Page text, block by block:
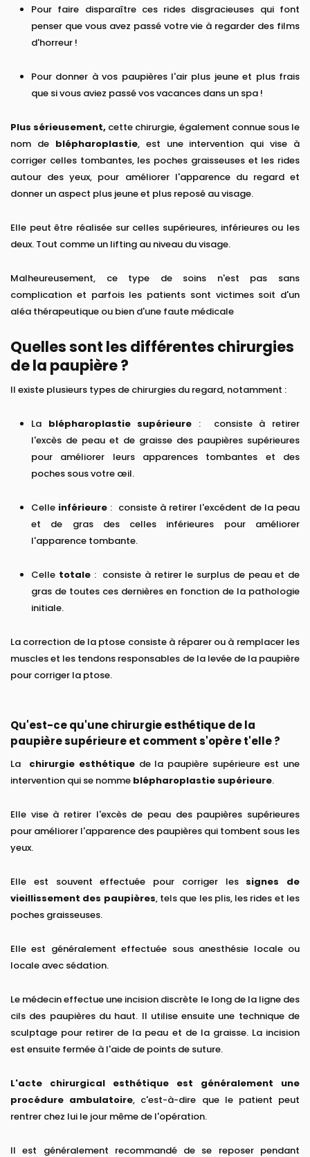
Pour faire disparaître ces rides disgracieuses qui font
penser que vous avez passé votre vie à regarder des films
d'horreur !
Pour donner à vos paupières l'air plus jeune et plus frais
que si vous aviez passé vos vacances dans un spa !
Plus sérieusement, cette chirurgie, également connue sous le
nom de blépharoplastie, est une intervention qui vise à
corriger celles tombantes, les poches graisseuses et les rides
autour des yeux, pour améliorer l'apparence du regard et
donner un aspect plus jeune et plus reposé au visage.
Elle peut être réalisée sur celles supérieures, inférieures ou les
deux. Tout comme un lifting au niveau du visage.
Malheureusement, ce type de soins n'est pas sans
complication et parfois les patients sont victimes soit d'un
aléa thérapeutique ou bien d'une faute médicale
Quelles sont les différentes chirurgies
de la paupière ?
Il existe plusieurs types de chirurgies du regard, notamment :
La blépharoplastie supérieure : consiste à retirer
l'excès de peau et de graisse des paupières supérieures
pour améliorer leurs apparences tombantes et des
poches sous votre œil.
Celle inférieure : consiste à retirer l'excédent de la peau
et de gras des celles inférieures pour améliorer
l'apparence tombante.
Celle totale: consiste à retirer le surplus de peau et de
gras de toutes ces dernières en fonction de la pathologie
initiale.
La correction de la ptose consiste à réparer ou à remplacer les
muscles et les tendons responsables de la levée de la paupière
pour corriger la ptose.
Qu'est-ce qu'une chirurgie esthétique de la
paupière supérieure et comment s'opère t'elle ?
La chirurgie esthétiquede la paupière supérieure est une
intervention qui se nomme blépharoplastie supérieure.
Elle vise à retirer l'excès de peau des paupières supérieures
pour améliorer l'apparence des paupières qui tombent sous les
yeux.
Elle est souvent effectuée pour corriger les signes de
vieillissement des paupières, tels que les plis, les rides et les
poches graisseuses.
Elle est généralement effectuée sous anesthésie locale ou
locale avec sédation.
Le médecin effectue une incision discrète le long de la ligne des
cils des paupières du haut. Il utilise ensuite une technique de
sculptage pour retirer de la peau et de la graisse. La incision
est ensuite fermée à l'aide de points de suture.
L'acte chirurgical esthétique est généralement une
procédure ambulatoire, c'est-à-dire que le patient peut
rentrer chez lui le jour même de l'opération.
Il est généralement recommandé de se reposer pendant